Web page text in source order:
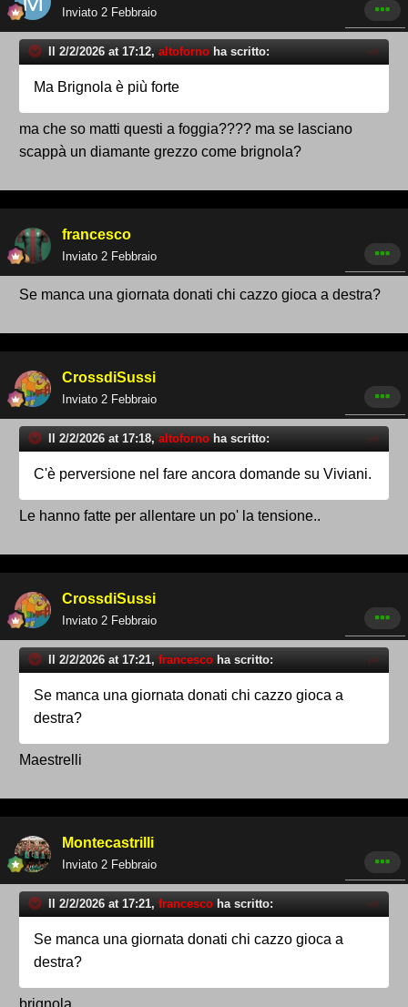
Inviato 2 Febbraio
Il 2/2/2026 at 17:12, altoforno ha scritto:
Ma Brignola è più forte
ma che so matti questi a foggia???? ma se lasciano
scappà un diamante grezzo come brignola?
francesco
Inviato 2 Febbraio
Se manca una giornata donati chi cazzo gioca a destra?
CrossdiSussi
Inviato 2 Febbraio
Il 2/2/2026 at 17:18, altoforno ha scritto:
C'è perversione nel fare ancora domande su Viviani.
Le hanno fatte per allentare un po' la tensione..
CrossdiSussi
Inviato 2 Febbraio
Il 2/2/2026 at 17:21, francesco ha scritto:
Se manca una giornata donati chi cazzo gioca a
destra?
Maestrelli
Montecastrilli
Inviato 2 Febbraio
Il 2/2/2026 at 17:21, francesco ha scritto:
Se manca una giornata donati chi cazzo gioca a
destra?